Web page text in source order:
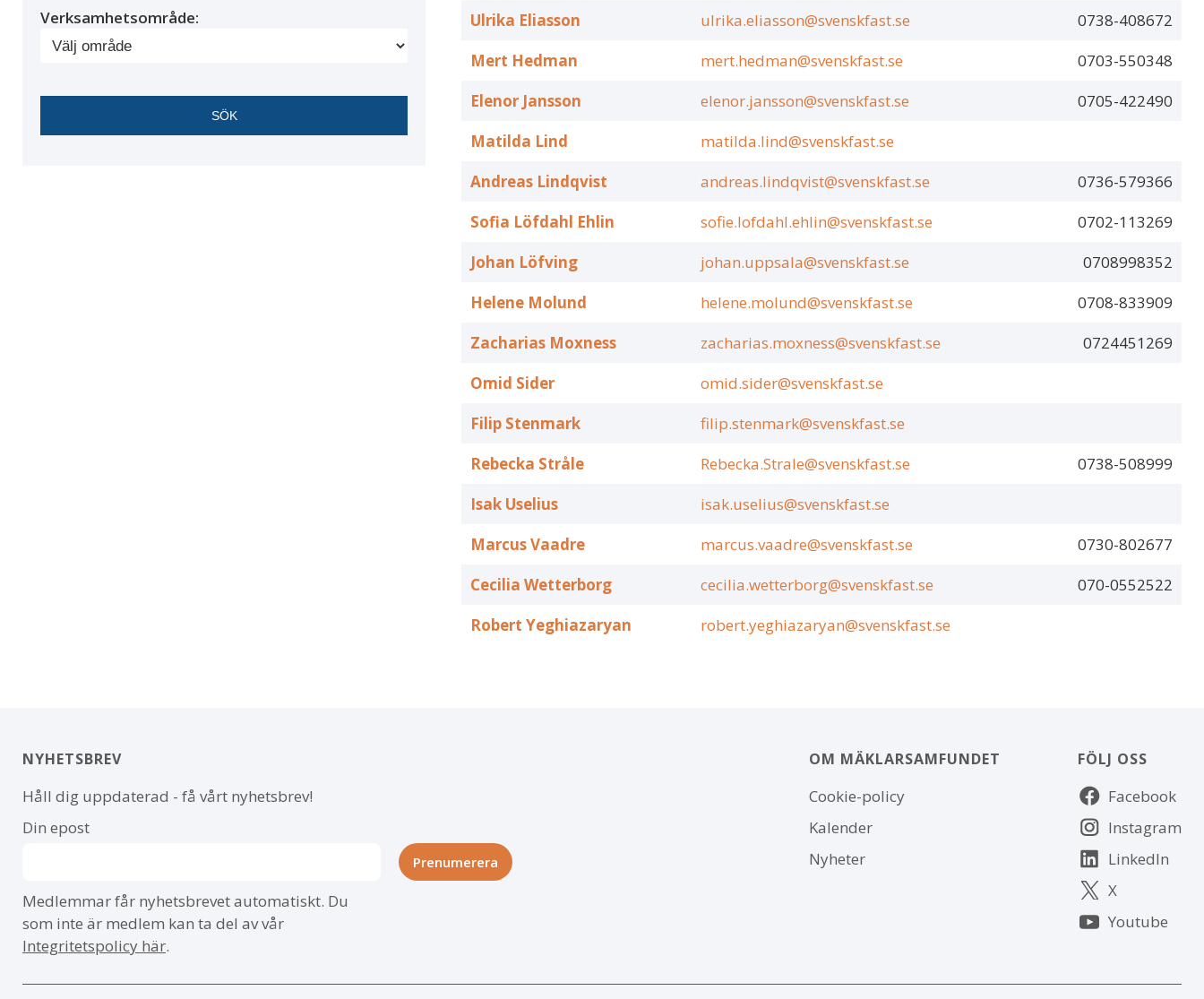
Ulrika Eliasson
ulrika.eliasson@svenskfast.se
0738-408672
Mert Hedman
mert.hedman@svenskfast.se
0703-550348
Elenor Jansson
elenor.jansson@svenskfast.se
0705-422490
Matilda Lind
matilda.lind@svenskfast.se
Andreas Lindqvist
andreas.lindqvist@svenskfast.se
0736-579366
Sofia Löfdahl Ehlin
sofie.lofdahl.ehlin@svenskfast.se
0702-113269
Johan Löfving
johan.uppsala@svenskfast.se
0708998352
Helene Molund
helene.molund@svenskfast.se
0708-833909
Zacharias Moxness
zacharias.moxness@svenskfast.se
0724451269
Omid Sider
omid.sider@svenskfast.se
Filip Stenmark
filip.stenmark@svenskfast.se
Rebecka Stråle
Rebecka.Strale@svenskfast.se
0738-508999
Isak Uselius
isak.uselius@svenskfast.se
Marcus Vaadre
marcus.vaadre@svenskfast.se
0730-802677
Cecilia Wetterborg
cecilia.wetterborg@svenskfast.se
070-0552522
Robert Yeghiazaryan
robert.yeghiazaryan@svenskfast.se
Verksamhetsområde:
NYHETSBREV
Håll dig uppdaterad - få vårt nyhetsbrev!
Din epost
Medlemmar får nyhetsbrevet automatiskt. Du
som inte är medlem kan ta del av vår
Integritetspolicy här.
OM MÄKLARSAMFUNDET
Om
Cookie-policy
Kalender
Nyheter
FÖLJ OSS
Följ
oss
Facebook
Instagram
LinkedIn
X
Youtube